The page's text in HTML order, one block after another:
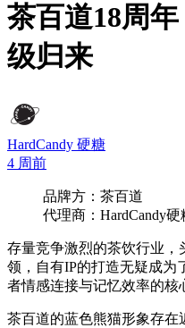
茶百道18周
级归来
HardCandy 硬糖
4 周前
品牌方：茶百道
代理商：HardCandy硬
存量竞争激烈的茶饮行业，
领，自有IP的打造无疑成为
者情感连接与记忆效率的核
茶百道的蓝色熊猫形象存在